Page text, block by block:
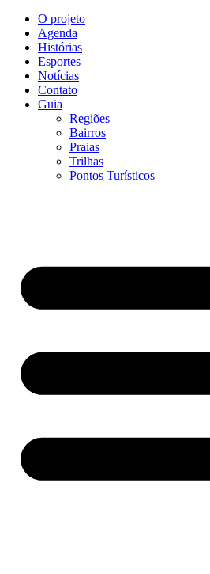
O projeto
Agenda
Histórias
Esportes
Notícias
Contato
Guia
Regiões
Bairros
Praias
Trilhas
Pontos Turísticos